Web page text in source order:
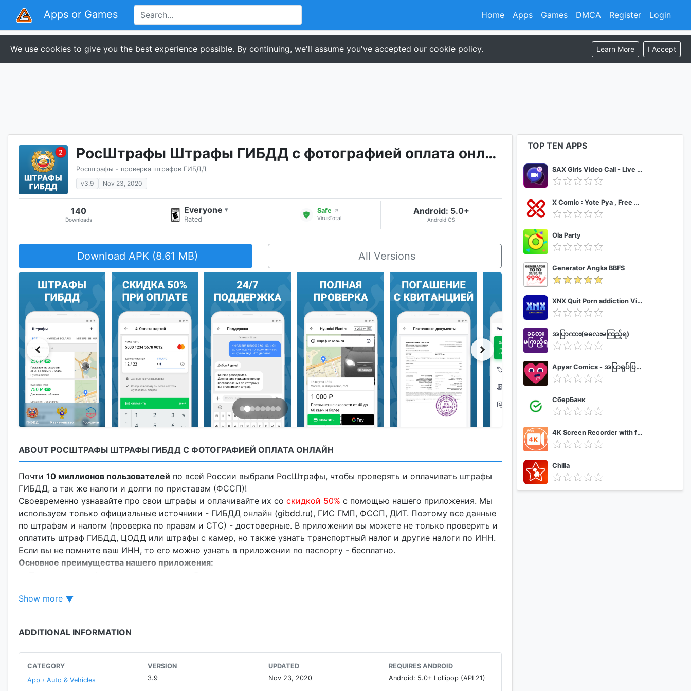
Apps or Games Register Login
Home Apps Games DMCA
We use cookies to give you the best experience possible. By continuing, we'll assume you've accepted our cookie policy. Learn More I Accept
РосШтрафы Штрафы ГИБДД с фотографией оплата онлайн
Росштрафы - проверка штрафов ГИБДД
v3.9
Nov 23, 2020
140
Downloads
Everyone ▾
Rated
Safe ↗
VirusTotal
Android: 5.0+
Android OS
Download APK (8.61 MB) All Versions
ABOUT РОСШТРАФЫ ШТРАФЫ ГИБДД С ФОТОГРАФИЕЙ ОПЛАТА ОНЛАЙН
Почти 10 миллионов пользователей по всей России выбрали РосШтрафы, чтобы проверять и оплачивать штрафы
ГИБДД, а так же налоги и долги по приставам (ФССП)!
Своевременно узнавайте про свои штрафы и оплачивайте их со скидкой 50% с помощью нашего приложения. Мы
используем только официальные источники - ГИБДД онлайн (gibdd.ru), ГИС ГМП, ФССП, ДИТ. Поэтому все данные
по штрафам и налогм (проверка по правам и СТС) - достоверные. В приложении вы можете не только проверить и
оплатить штраф ГИБДД, ЦОДД или штрафы с камер, но также узнать транспортный налог и другие налоги по ИНН.
Если вы не помните ваш ИНН, то его можно узнать в приложении по паспорту - бесплатно.
Основное преимущества нашего приложения:
автомобиля, так и вручную, при поиске по УИН, Выбирайте способ, как проверить или узнать о новых штрафах,
Вы получите все штрафы ГИБДД с фото, адресом и детальной информацией. Штрафы ГИБДД с фотографиями
Автоматическая проверка на штрафы.
Не ждите “письма счастья” от ГИБДД (gibdd) через Почту России - можно просто установить приложение
РосШтрафы и доверить проверку нам. Чтобы вовремя узнать про штрафы с камеры или штраф по номеру
Show more
ADDITIONAL INFORMATION
CATEGORY
App › Auto & Vehicles
VERSION
3.9
UPDATED
Nov 23, 2020
REQUIRES ANDROID
Android: 5.0+ Lollipop (API 21)
TOP TEN APPS
SAX Girls Video Call - Live Video Chat
X Comic : Yote Pya , Free MM Sub Comics
Ola Party
Generator Angka BBFS
XNX Quit Porn addiction Video Guide
အပြာကား(ခလေးမကြည့်ရ)
Apyar Comics - အပြာရုပ်ပြစာအုပ်များ
СберБанк
4K Screen Recorder with facecam and 1080p 120fps
Chilla